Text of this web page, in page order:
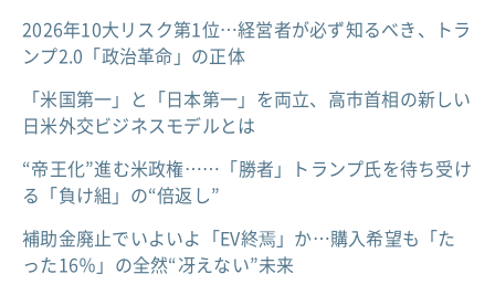
2026年10大リスク第1位…経営者が必ず知るべき、トラ
ンプ2.0「政治革命」の正体
「米国第一」と「日本第一」を両立、高市首相の新しい
日米外交ビジネスモデルとは
“帝王化”進む米政権……「勝者」トランプ氏を待ち受け
る「負け組」の“倍返し”
補助金廃止でいよいよ「EV終焉」か…購入希望も「た
った16％」の全然“冴えない”未来